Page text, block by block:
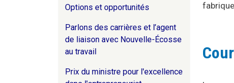
Options et opportunités
Parlons des carrières et l’agent
de liaison avec Nouvelle-Écosse
au travail
Prix du ministre pour l'excellence